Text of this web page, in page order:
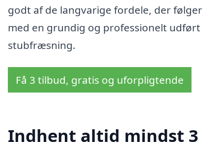
godt af de langvarige fordele, der følger
med en grundig og professionelt udført
stubfræsning.
Få 3 tilbud, gratis og uforpligtende
Indhent altid mindst 3